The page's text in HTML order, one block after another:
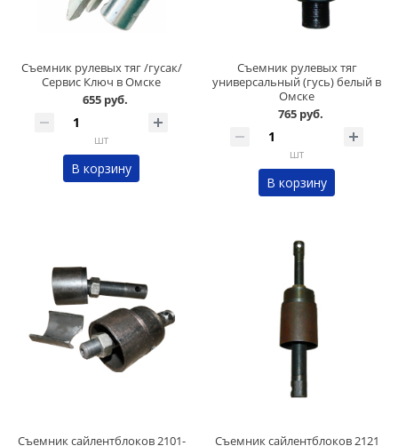
Съемник рулевых тяг /гусак/
Сервис Ключ в Омске
655 руб.
шт
В корзину
Съемник рулевых тяг
универсальный (гусь) белый в
Омске
765 руб.
шт
В корзину
Съемник сайлентблоков 2101- Съемник сайлентблоков 2121